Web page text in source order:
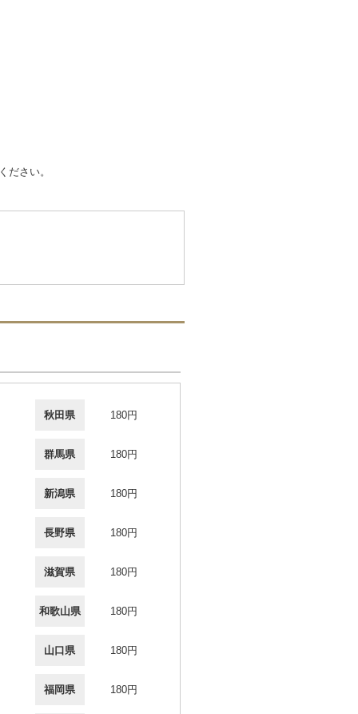
ださい。
秋田県 180円
群馬県 180円
新潟県 180円
長野県 180円
滋賀県 180円
和歌山県 180円
山口県 180円
福岡県 180円